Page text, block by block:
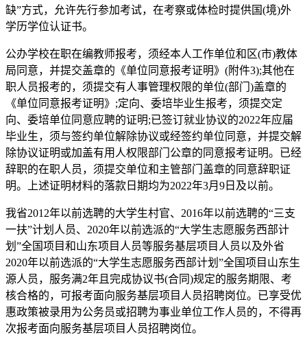
缺”方式，允许先行参加考试，在考察或体检时提供国(境)外
学历学位认证书。
公办学校在职在编教师报考，须经本人工作单位和区(市)教体
局同意，并提交盖章的《单位同意报考证明》(附件3);其他在
职人员报考的，须提交有人事管理权限的单位(部门)盖章的
《单位同意报考证明》;定向、委培毕业生报考，须提交定
向、委培单位同意应聘的证明;已签订就业协议的2022年应届
毕业生，须与签约单位解除协议或经签约单位同意，并提交解
除协议证明或加盖有用人权限部门公章的同意报考证明。已经
辞职的在职人员，须提交单位和主管部门盖章的同意辞职证
明。上述证明材料的落款日期均为2022年3月9日及以前。
我省2012年以前选聘的大学生村官、2016年以前选聘的“三支
一扶”计划人员、2020年以前选派的“大学生志愿服务西部计
划”全国项目和山东项目人员等服务基层项目人员以及外省
2020年以前选派的“大学生志愿服务西部计划”全国项目山东生
源人员，服务满2年且完成协议书(合同)规定的服务期限、考
核合格的，可报考面向服务基层项目人员招聘岗位。已享受优
惠政策被录用为公务员或招聘为事业单位工作人员的，不得再
次报考面向服务基层项目人员招聘岗位。